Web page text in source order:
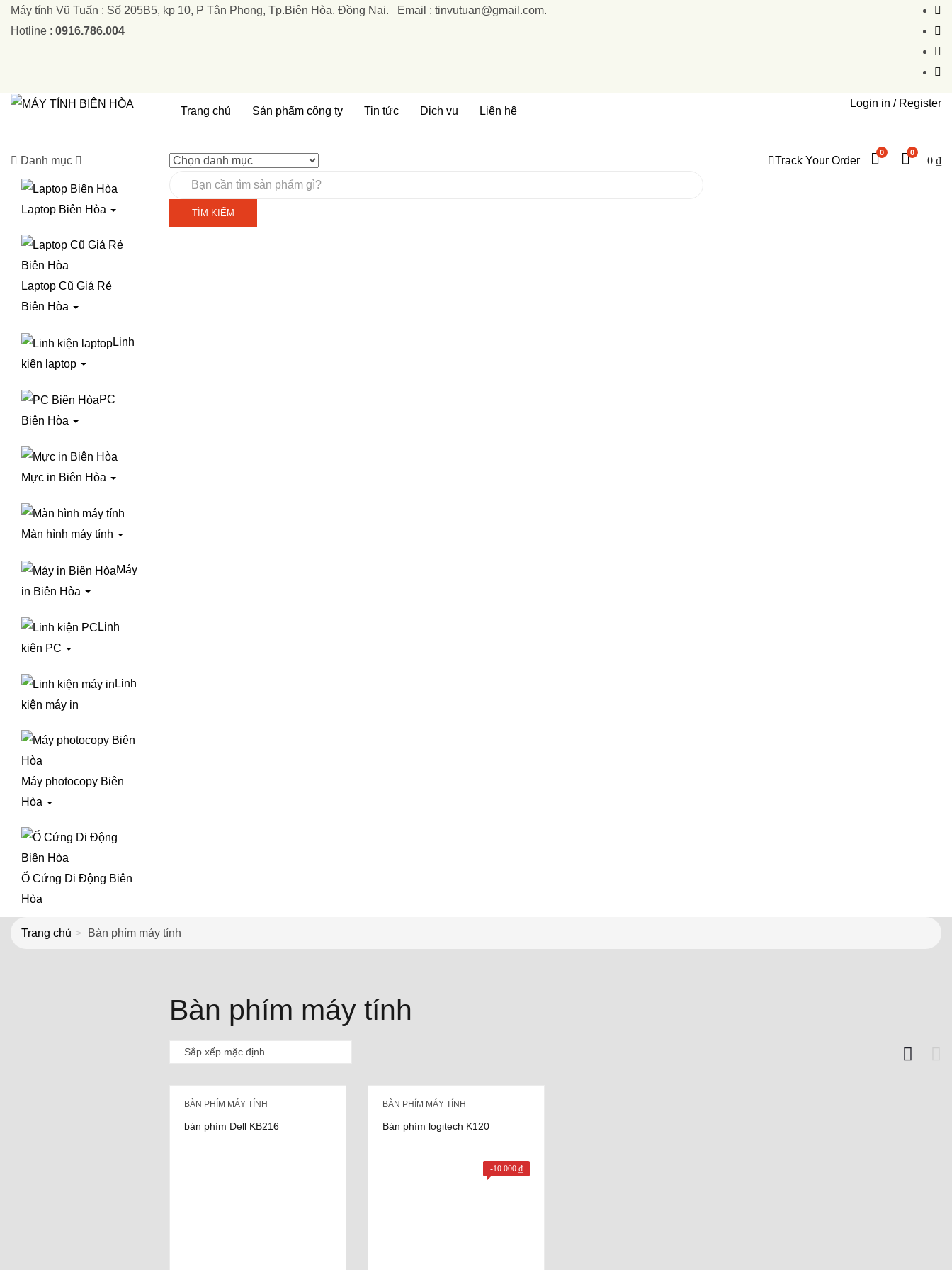
Máy tính Vũ Tuấn : Số 205B5, kp 10, P Tân Phong, Tp.Biên Hòa. Đồng Nai. Email : tinvutuan@gmail.com.
Hotline : 0916.786.004
Trang chủ Sản phẩm công ty Tin tức Dịch vụ Liên hệ
Login in / Register
Danh mục
Laptop Biên Hòa
Laptop Cũ Giá Rẻ
Biên Hòa
Linh
kiện laptop
PC
Biên Hòa
Mực in Biên Hòa
Màn hình máy tính
Máy
in Biên Hòa
Linh
kiện PC
Linh
kiện máy in
Máy photocopy Biên
Hòa
Ổ Cứng Di Động Biên
Hòa
TÌM KIẾM
0
0 ₫
0
Track Your Order
Trang chủ Bàn phím máy tính
Bàn phím máy tính
BÀN PHÍM MÁY TÍNH
bàn phím Dell KB216
BÀN PHÍM MÁY TÍNH
Bàn phím logitech K120
-10.000 ₫